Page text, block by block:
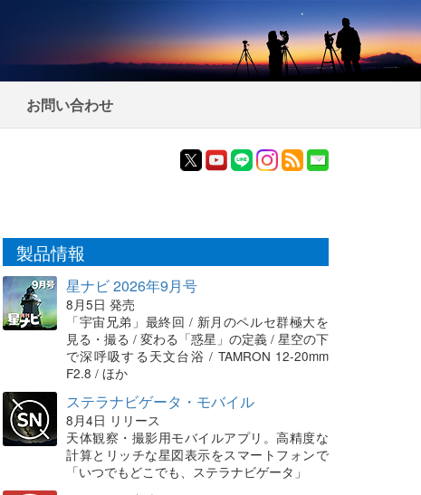
お問い合わせ
製品情報
星ナビ 2026年9月号
8月5日 発売
「宇宙兄弟」最終回 / 新月のペルセ群極大を
見る・撮る / 変わる「惑星」の定義 / 星空の下
で深呼吸する天文台浴 / TAMRON 12-20mm
F2.8 / ほか
ステラナビゲータ・モバイル
8月4日 リリース
天体観察・撮影用モバイルアプリ。高精度な
計算とリッチな星図表示をスマートフォンで
「いつでもどこでも、ステラナビゲータ」